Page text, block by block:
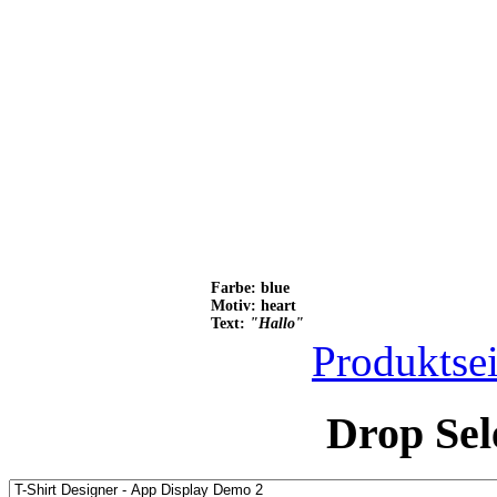
Farbe: blue
Motiv: heart
Text: "Hallo"
Drop